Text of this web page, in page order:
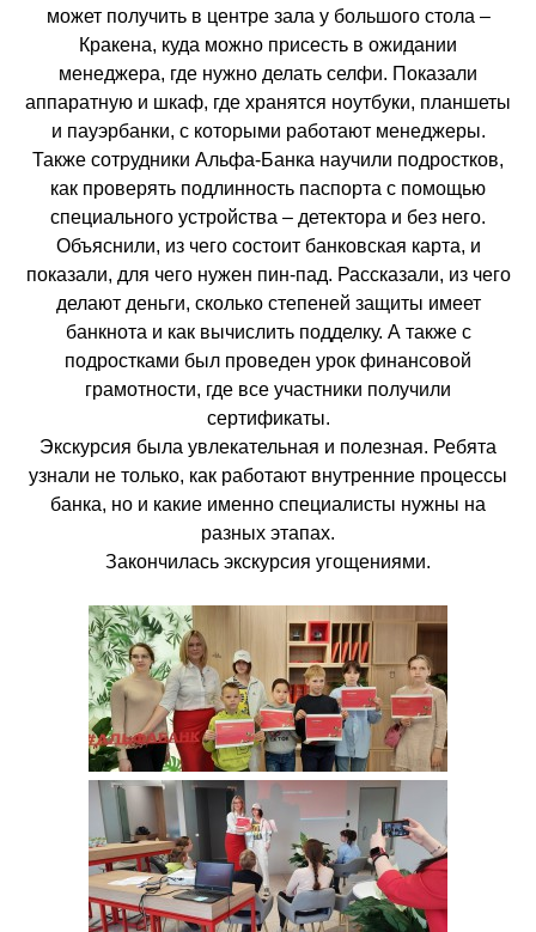
может получить в центре зала у большого стола –
Кракена, куда можно присесть в ожидании
менеджера, где нужно делать селфи. Показали
аппаратную и шкаф, где хранятся ноутбуки, планшеты
и пауэрбанки, с которыми работают менеджеры.
Также сотрудники Альфа-Банка научили подростков,
как проверять подлинность паспорта с помощью
специального устройства – детектора и без него.
Объяснили, из чего состоит банковская карта, и
показали, для чего нужен пин-пад. Рассказали, из чего
делают деньги, сколько степеней защиты имеет
банкнота и как вычислить подделку. А также с
подростками был проведен урок финансовой
грамотности, где все участники получили
сертификаты.
Экскурсия была увлекательная и полезная. Ребята
узнали не только, как работают внутренние процессы
банка, но и какие именно специалисты нужны на
разных этапах.
Закончилась экскурсия угощениями.